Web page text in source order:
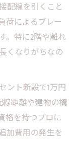
とは何か
置作業を解
その注意点
きる作業例
項目を確認
の作業とは
条件を知る
配線を引くこと
荷によるブレー
。特に2階や離れ
くなりがちなの
ント新設で1万円
距離や建物の構
格を持つプロに
加費用の発生を